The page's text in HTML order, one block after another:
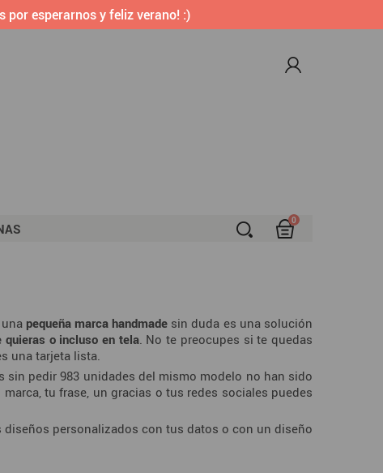
por esperarnos y feliz verano! :)
0
pequeña marca handmade sin duda es una solución
o incluso en tela. No te preocupes si te quedas
una tarjeta lista.
sin pedir 983 unidades del mismo modelo no han sido
tu frase, un gracias o tus redes sociales puedes
personalizados con tus datos o con un diseño